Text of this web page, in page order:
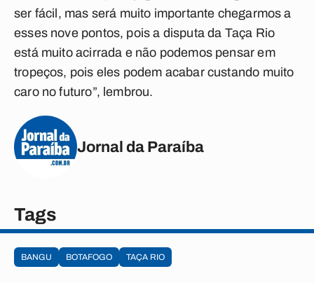
ser fácil, mas será muito importante chegarmos a
esses nove pontos, pois a disputa da Taça Rio
está muito acirrada e não podemos pensar em
tropeços, pois eles podem acabar custando muito
caro no futuro”, lembrou.
Jornal da Paraíba
Tags
BANGU BOTAFOGO TAÇA RIO